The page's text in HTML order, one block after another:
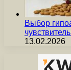
Выбор
13.02.2026